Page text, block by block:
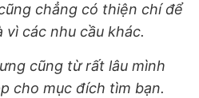
chẳng có thiện chí để
các nhu cầu khác.
cũng từ rất lâu mình
cho mục đích tìm bạn.